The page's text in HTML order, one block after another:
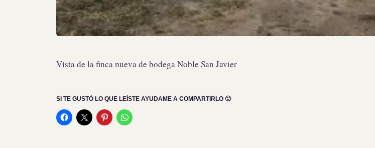
Vista de la finca nueva de bodega Noble San Javier
SI TE GUSTÓ LO QUE LEÍSTE AYUDAME A COMPARTIRLO 🙂